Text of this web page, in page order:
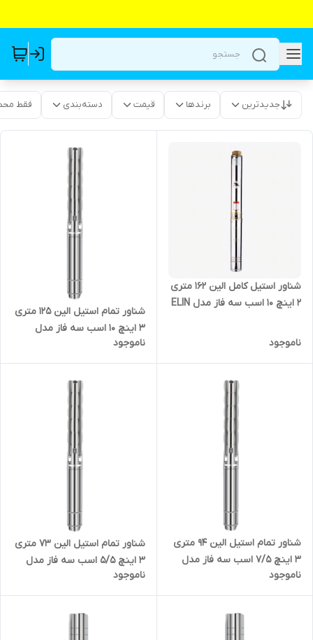
جدیدترین برندها قیمت دسته‌بندی فقط
شناور استیل کامل الین 162 متری
2 اینچ 10 اسب سه فاز مدل ELIN
ناموجود
شناور تمام استیل الین 125 متری
3 اینچ 10 اسب سه فاز مدل
6SP-17/12
ناموجود
شناور تمام استیل الین 94 متری
3 اینچ 7/5 اسب سه فاز مدل
6SP-17/9
ناموجود
شناور تمام استیل الین 73 متری
3 اینچ 5/5 اسب سه فاز مدل
6SP-17/7
ناموجود